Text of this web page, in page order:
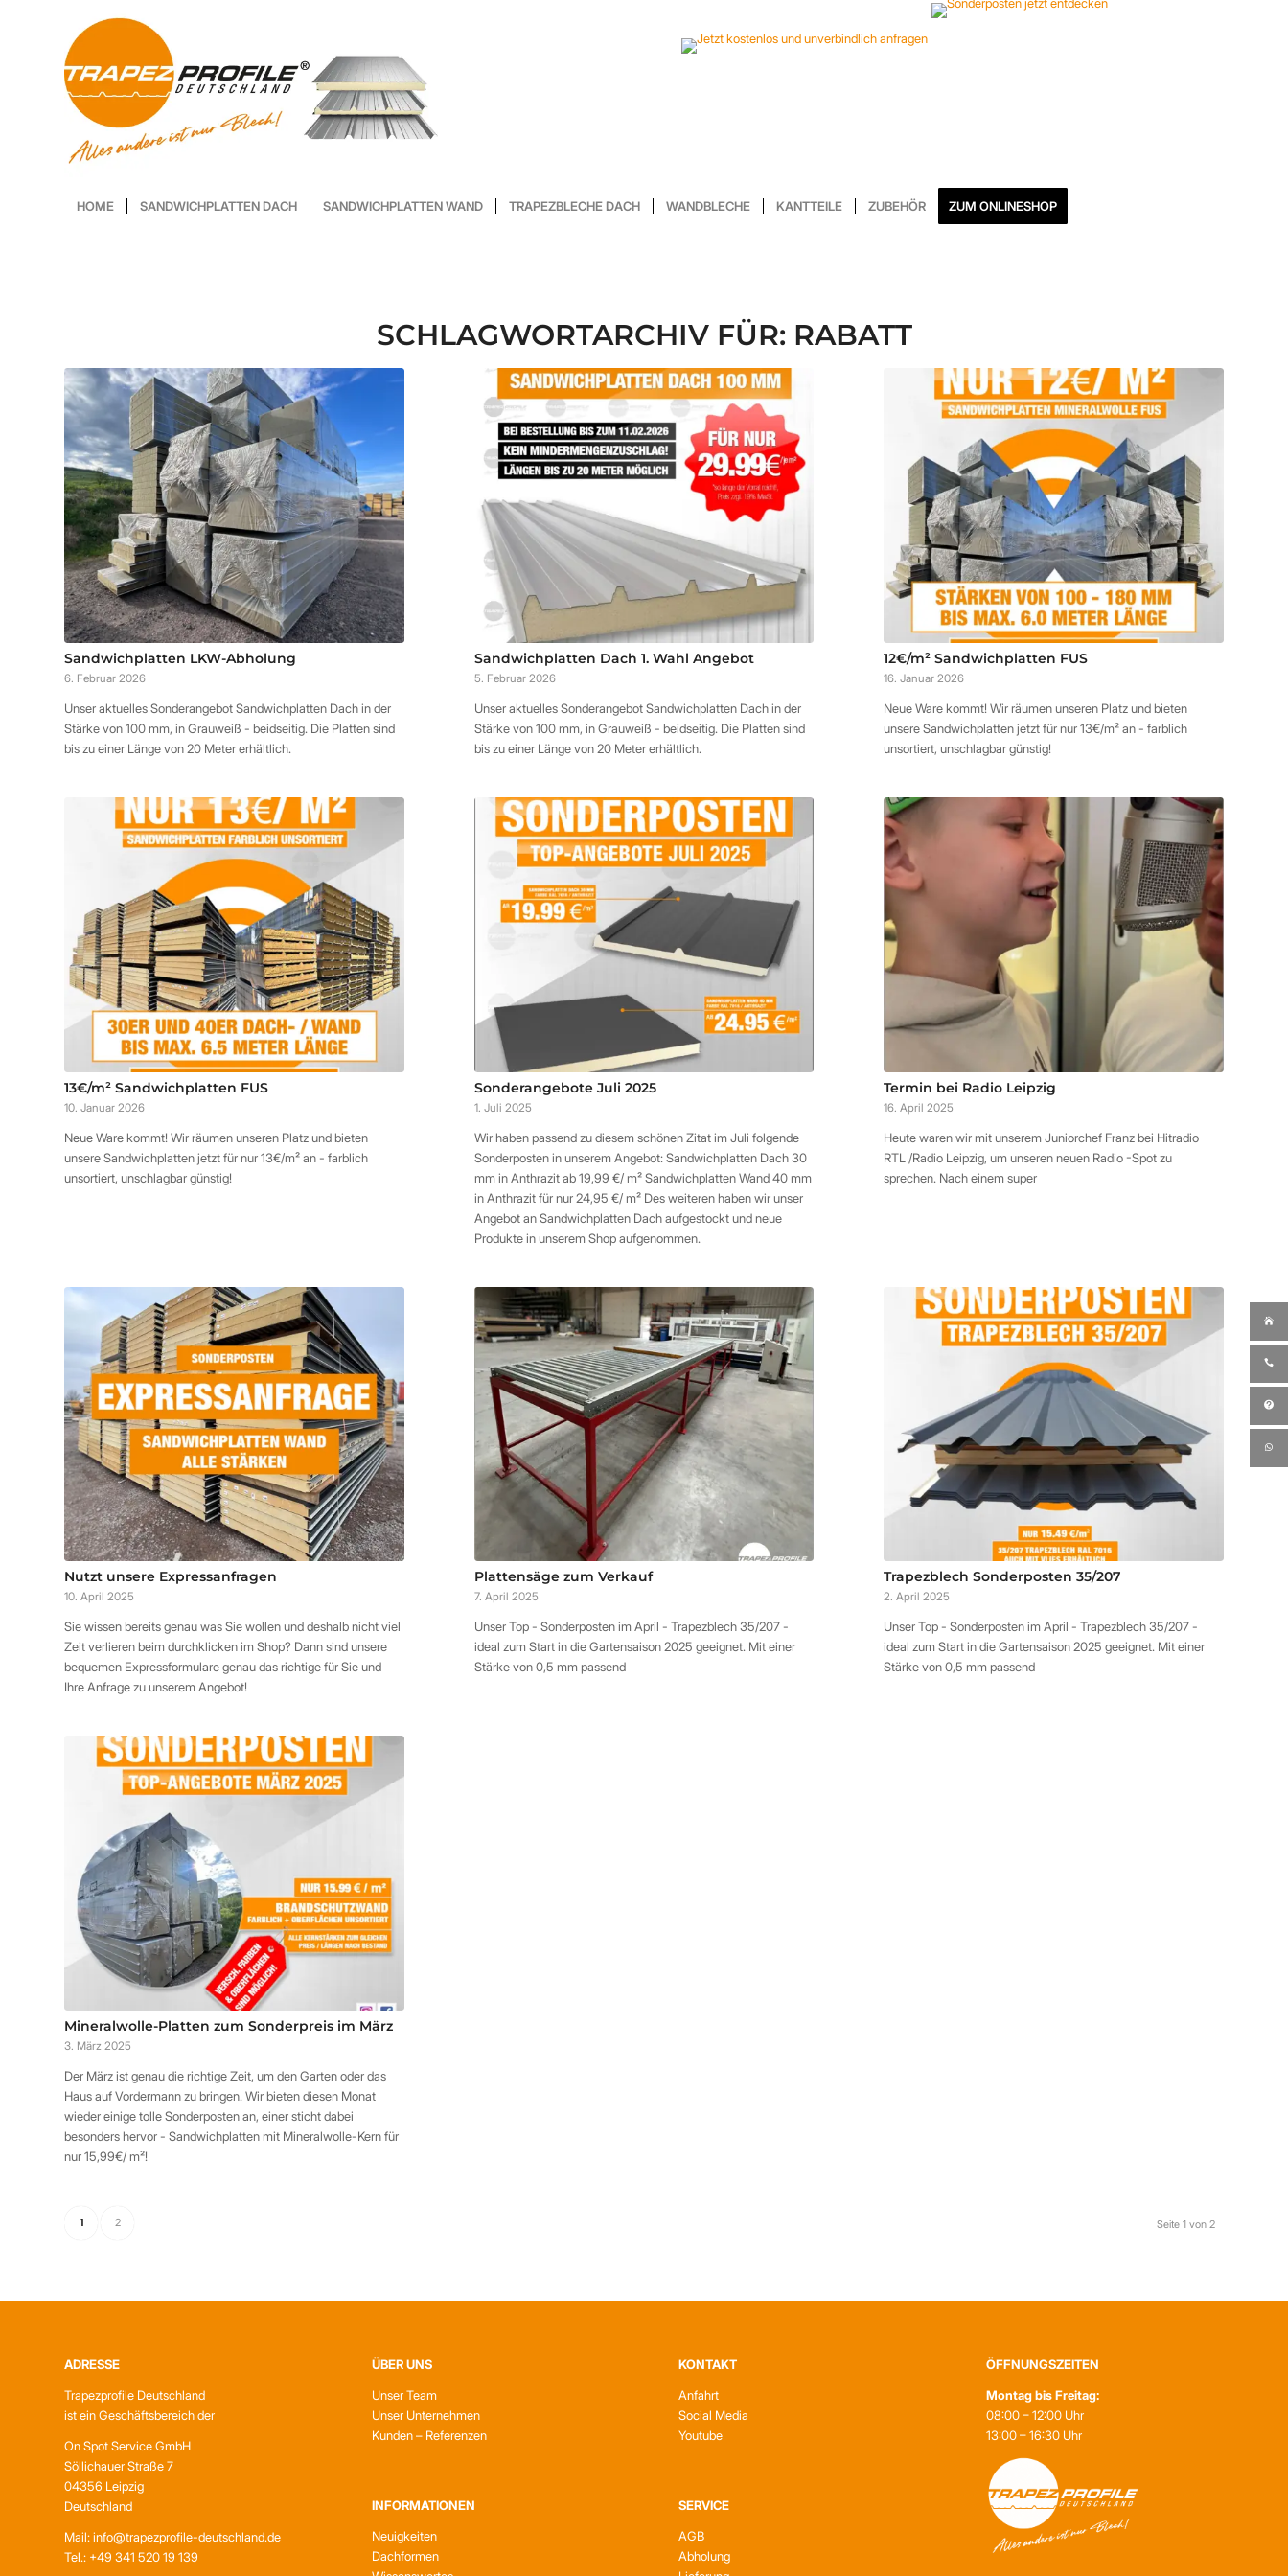
HOME SANDWICHPLATTEN DACH SANDWICHPLATTEN WAND TRAPEZBLECHE DACH WANDBLECHE KANTTEILE ZUBEHÖR ZUM ONLINESHOP
SCHLAGWORTARCHIV FÜR: RABATT
Sandwichplatten LKW-Abholung
6. Februar 2026
Unser aktuelles Sonderangebot Sandwichplatten Dach in der
Stärke von 100 mm, in Grauweiß - beidseitig. Die Platten sind
bis zu einer Länge von 20 Meter erhältlich.
Sandwichplatten Dach 1. Wahl Angebot
5. Februar 2026
Unser aktuelles Sonderangebot Sandwichplatten Dach in der
Stärke von 100 mm, in Grauweiß - beidseitig. Die Platten sind
bis zu einer Länge von 20 Meter erhältlich.
12€/m² Sandwichplatten FUS
16. Januar 2026
Neue Ware kommt! Wir räumen unseren Platz und bieten
unsere Sandwichplatten jetzt für nur 13€/m² an - farblich
unsortiert, unschlagbar günstig!
13€/m² Sandwichplatten FUS
10. Januar 2026
Neue Ware kommt! Wir räumen unseren Platz und bieten
unsere Sandwichplatten jetzt für nur 13€/m² an - farblich
unsortiert, unschlagbar günstig!
Sonderangebote Juli 2025
1. Juli 2025
Wir haben passend zu diesem schönen Zitat im Juli folgende
Sonderposten in unserem Angebot: Sandwichplatten Dach 30
mm in Anthrazit ab 19,99 €/ m² Sandwichplatten Wand 40 mm
in Anthrazit für nur 24,95 €/ m² Des weiteren haben wir unser
Angebot an Sandwichplatten Dach aufgestockt und neue
Produkte in unserem Shop aufgenommen.
Termin bei Radio Leipzig
16. April 2025
Heute waren wir mit unserem Juniorchef Franz bei Hitradio
RTL /Radio Leipzig, um unseren neuen Radio -Spot zu
sprechen. Nach einem super
Nutzt unsere Expressanfragen
10. April 2025
Sie wissen bereits genau was Sie wollen und deshalb nicht viel
Zeit verlieren beim durchklicken im Shop? Dann sind unsere
bequemen Expressformulare genau das richtige für Sie und
Ihre Anfrage zu unserem Angebot!
Plattensäge zum Verkauf
7. April 2025
Unser Top - Sonderposten im April - Trapezblech 35/207 -
ideal zum Start in die Gartensaison 2025 geeignet. Mit einer
Stärke von 0,5 mm passend
Trapezblech Sonderposten 35/207
2. April 2025
Unser Top - Sonderposten im April - Trapezblech 35/207 -
ideal zum Start in die Gartensaison 2025 geeignet. Mit einer
Stärke von 0,5 mm passend
Mineralwolle-Platten zum Sonderpreis im März
3. März 2025
Der März ist genau die richtige Zeit, um den Garten oder das
Haus auf Vordermann zu bringen. Wir bieten diesen Monat
wieder einige tolle Sonderposten an, einer sticht dabei
besonders hervor - Sandwichplatten mit Mineralwolle-Kern für
nur 15,99€/ m²!
Seite 1 von 2
1 2
ADRESSE
Trapezprofile Deutschland
ist ein Geschäftsbereich der
On Spot Service GmbH
Söllichauer Straße 7
04356 Leipzig
Deutschland
Mail: info@trapezprofile-deutschland.de
Tel.: +49 341 520 19 139
ÜBER UNS
Unser Team
Unser Unternehmen
Kunden – Referenzen
INFORMATIONEN
Neuigkeiten
Dachformen
KONTAKT
Anfahrt
Social Media
Youtube
SERVICE
AGB
Abholung
ÖFFNUNGSZEITEN
Montag bis Freitag:
08:00 – 12:00 Uhr
13:00 – 16:30 Uhr